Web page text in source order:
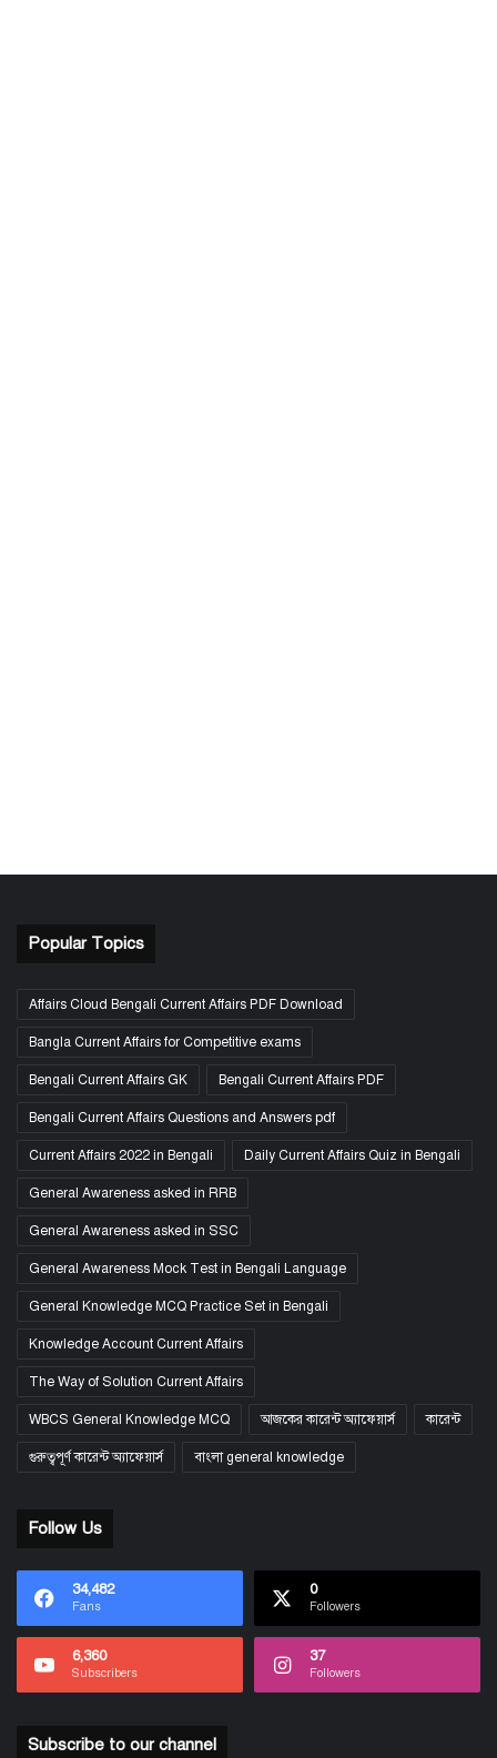
Popular Topics
Affairs Cloud Bengali Current Affairs PDF Download
Bangla Current Affairs for Competitive exams
Bengali Current Affairs GK Bengali Current Affairs PDF
Bengali Current Affairs Questions and Answers pdf
Current Affairs 2022 in Bengali Daily Current Affairs Quiz in Bengali
General Awareness asked in RRB
General Awareness asked in SSC
General Awareness Mock Test in Bengali Language
General Knowledge MCQ Practice Set in Bengali
Knowledge Account Current Affairs
The Way of Solution Current Affairs
WBCS General Knowledge MCQ আজকের কারেন্ট অ্যাফেয়ার্স কারেন্ট
গুরুত্বপূর্ণ কারেন্ট অ্যাফেয়ার্স বাংলা general knowledge
Follow Us
34,482
Fans
0
Followers
6,360
Subscribers
37
Followers
Subscribe to our channel